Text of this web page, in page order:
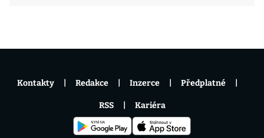
Kontakty Redakce Inzerce Předplatné
RSS Kariéra